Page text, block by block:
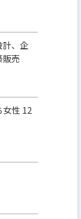
計、企
売
性 12